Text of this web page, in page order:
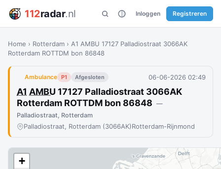
112radar.nl Inloggen Registreren
Home › Rotterdam › A1 AMBU 17127 Palladiostraat 3066AK
Rotterdam ROTTDM bon 86848
Ambulance P1 Afgesloten 06-06-2026 02:49
A1 AMBU 17127 Palladiostraat 3066AK
Rotterdam ROTTDM bon 86848 —
Palladiostraat, Rotterdam
Palladiostraat, Rotterdam (3066AK)Rotterdam-Rijnmond
+